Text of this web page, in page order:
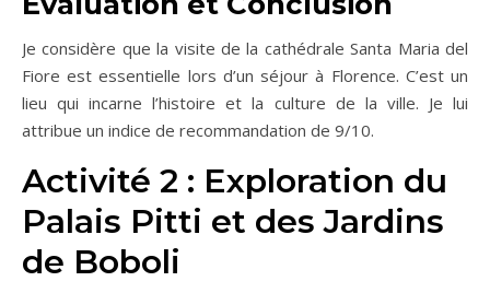
Je considère que la visite de la cathédrale Santa Maria del
Fiore est essentielle lors d’un séjour à Florence. C’est un
lieu qui incarne l’histoire et la culture de la ville. Je lui
attribue un indice de recommandation de 9/10.
Activité 2 : Exploration du
Palais Pitti et des Jardins
de Boboli